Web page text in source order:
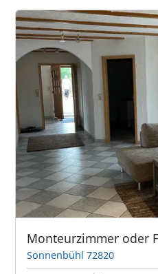
Monteurzimmer oder
Sonnenbühl 72820